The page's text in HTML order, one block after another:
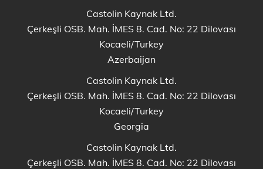
Castolin Kaynak Ltd.
Çerkeşli OSB. Mah. İMES 8. Cad. No: 22 Dilovası
Kocaeli/Turkey
Azerbaijan
Castolin Kaynak Ltd.
Çerkeşli OSB. Mah. İMES 8. Cad. No: 22 Dilovası
Kocaeli/Turkey
Georgia
Castolin Kaynak Ltd.
Çerkeşli OSB. Mah. İMES 8. Cad. No: 22 Dilovası